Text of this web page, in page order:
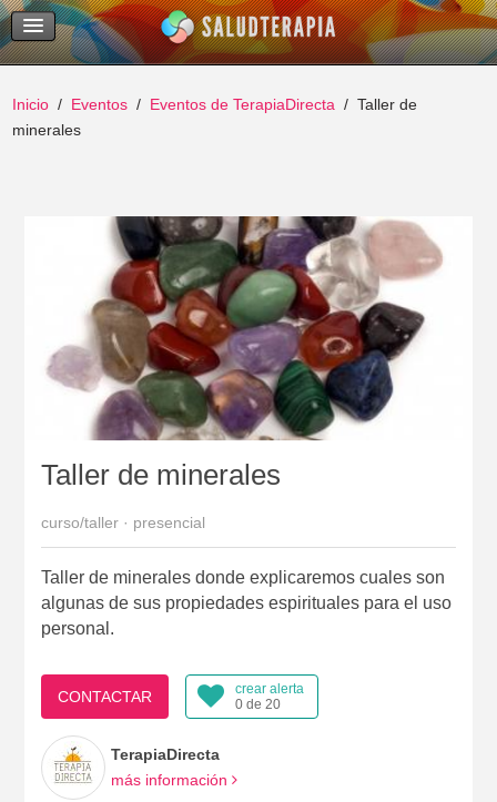
Temas Recientes
Buscar
Inicio Eventos Eventos de TerapiaDirecta
Taller de
minerales
Taller de minerales
curso/taller · presencial
Taller de minerales donde explicaremos cuales son
algunas de sus propiedades espirituales para el uso
personal.
CONTACTAR
crear alerta
0 de 20
TerapiaDirecta
más información